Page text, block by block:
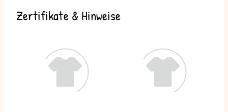
Zertifikate & Hinweise